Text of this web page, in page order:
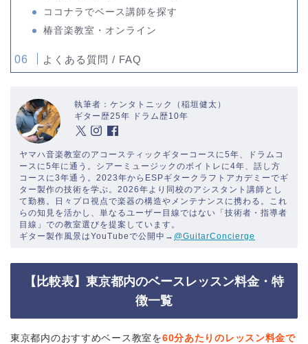
ココナラでベース講師を探す
椿音楽教室・オンライン
よくある質問 / FAQ
執筆者：ケンタトニック（稲垣健太）
ギター歴25年 ドラム歴10年
ヤマハ音楽教室のアコースティックギターコースに5年、ドラムコ
ースに5年に通う。シアーミュージックのボイトレに4年、話し方
コースに3年通う。2023年からESPギタークラフトアカデミーでギ
ター製作の技術を学ぶ。2026年より同校のアシスタント講師とし
て勤務。日々プロ視点で楽器の構造やメンテナンスに携わる。これ
らの知見を活かし、単なるユーザー目線ではない「技術者・指導者
目線」での教室選びを提案しています。
ギター製作風景はYouTubeで公開中→ @GuitarConcierge
【比較表】東京都内のベースレッスン料金・特
徴一覧
東京都内のおすすめベース教室を60分あたりのレッスン料金で